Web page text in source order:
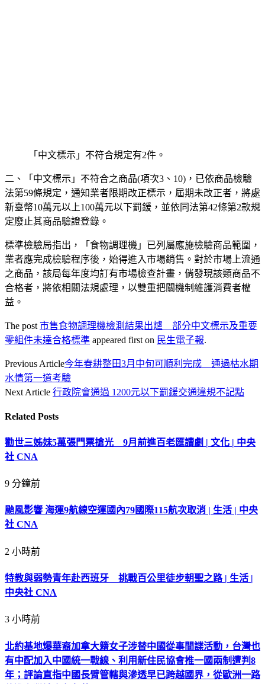
「中文標示」不符合規定有2件。
二、「中文標示」不符合之商品(項次3、10)，已依商品檢驗
法第59條規定，通知業者限期改正標示，屆期未改正者，將處
新臺幣10萬元以上100萬元以下罰鍰，並依同法第42條第2款規
定廢止其商品驗證登錄。
標準檢驗局指出，「食物調理機」已列屬應施檢驗商品範圍，
業者應完成檢驗程序後，始得進入市場銷售。對於市場上流通
之商品，該局每年度均訂有市場檢查計畫，倘發現該類商品不
合格者，將依相關法規處理，以雙重把關機制維護消費者權
益。
The post市售食物調理機檢測結果出爐 部分中文標示及重要
零組件未達合格標準 appeared first on 民生電子報.
Previous Article今年春耕整田3月中旬可順利完成 通過枯水期
水情第一道考驗
Next Article 行政院會通過 1200元以下罰鍰交通違規不記點
Related Posts
勸世三姊妹5萬張門票搶光 9月前進百老匯讀劇 | 文化 | 中央
社 CNA
9 分鐘前
颱風影響 海運9航線空運國內79國際115航次取消 | 生活 | 中央
社 CNA
2 小時前
特教與弱勢青年赴西班牙 挑戰百公里徒步朝聖之路 | 生活 |
中央社 CNA
3 小時前
北約基地爆華裔加拿大籍女子涉替中國從事間諜活動，台灣也
有中配加入中國統一戰線、利用新住民協會推一國兩制遭判8
年；評論直指中國長臂管轄與滲透早已跨越國界，從歐洲一路